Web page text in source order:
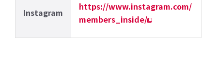
Instagram
https://www.instagram.com/
members_inside/